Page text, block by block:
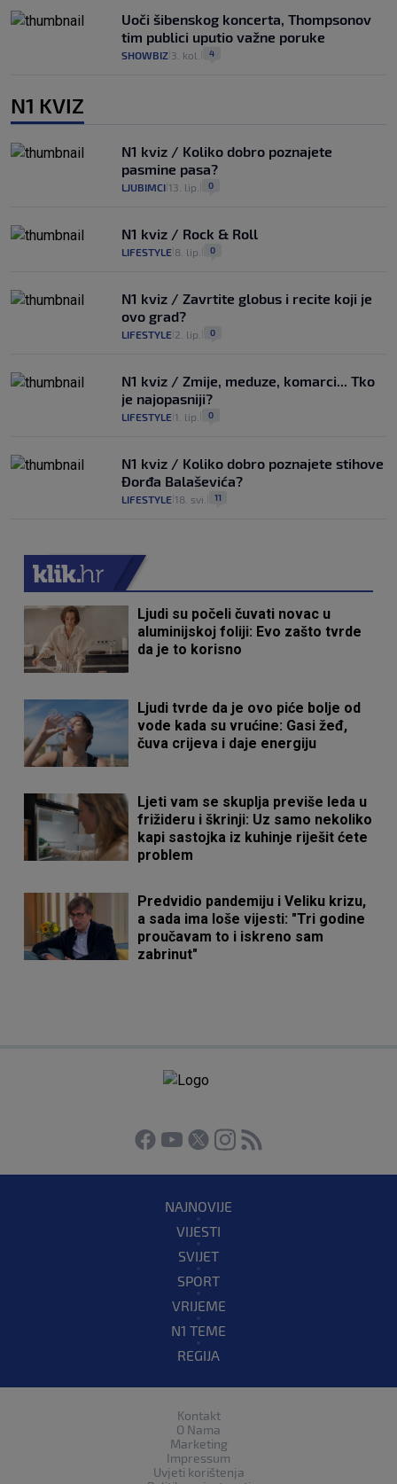
Uoči šibenskog koncerta, Thompsonov
tim publici uputio važne poruke
SHOWBIZ 3. kol. 4
N1 KVIZ
N1 kviz / Koliko dobro poznajete
pasmine pasa?
LJUBIMCI 13. lip. 0
N1 kviz / Rock & Roll
LIFESTYLE 8. lip. 0
N1 kviz / Zavrtite globus i recite koji je
ovo grad?
LIFESTYLE 2. lip. 0
N1 kviz / Zmije, meduze, komarci... Tko
je najopasniji?
LIFESTYLE 1. lip. 0
N1 kviz / Koliko dobro poznajete stihove
Đorđa Balaševića?
LIFESTYLE 18. svi. 11
Ljudi su počeli čuvati novac u
aluminijskoj foliji: Evo zašto tvrde
da je to korisno
Ljudi tvrde da je ovo piće bolje od
vode kada su vrućine: Gasi žeđ,
čuva crijeva i daje energiju
Ljeti vam se skuplja previše leda u
frižideru i škrinji: Uz samo nekoliko
kapi sastojka iz kuhinje riješit ćete
problem
Predvidio pandemiju i Veliku krizu,
a sada ima loše vijesti: "Tri godine
proučavam to i iskreno sam
zabrinut"
NAJNOVIJE
VIJESTI
SVIJET
SPORT
VRIJEME
N1 TEME
REGIJA
Kontakt
O Nama
Marketing
Impressum
Uvjeti korištenja